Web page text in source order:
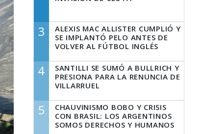
3
ALEXIS MAC ALLISTER CUMPLIÓ Y
SE IMPLANTÓ PELO ANTES DE
VOLVER AL FÚTBOL INGLÉS
4
SANTILLI SE SUMÓ A BULLRICH Y
PRESIONA PARA LA RENUNCIA DE
VILLARRUEL
5
CHAUVINISMO BOBO Y CRISIS
CON BRASIL: LOS ARGENTINOS
SOMOS DERECHOS Y HUMANOS